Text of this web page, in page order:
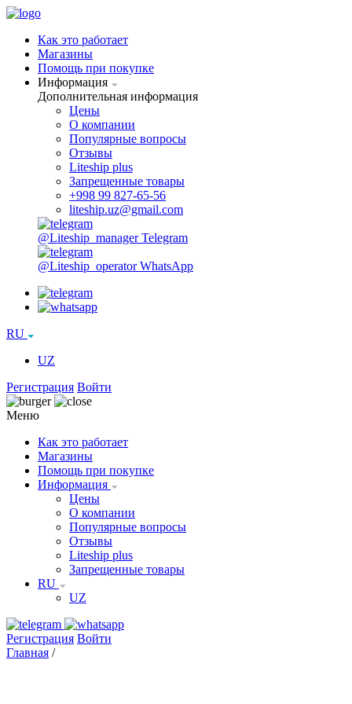
Как это работает
Магазины
Помощь при покупке
Информация
Дополнительная информация
Цены
О компании
Популярные вопросы
Отзывы
Liteship plus
Запрещенные товары
+998 99 827-65-56
liteship.uz@gmail.com
@Liteship_manager Telegram
@Liteship_operator WhatsApp
RU
UZ
Регистрация Войти
Меню
Как это работает
Магазины
Помощь при покупке
Информация
Цены
О компании
Популярные вопросы
Отзывы
Liteship plus
Запрещенные товары
RU
UZ
Регистрация Войти
Главная /